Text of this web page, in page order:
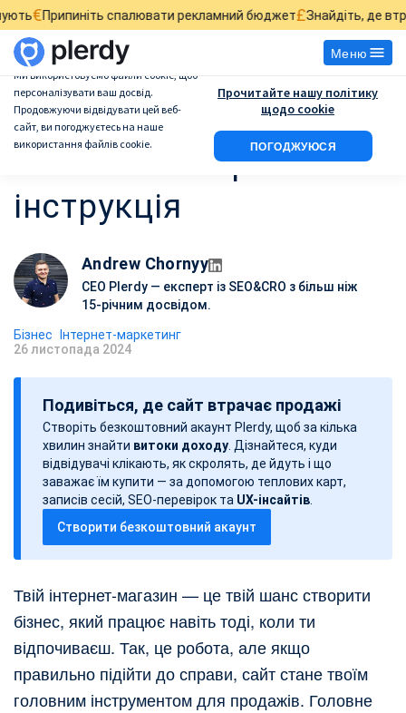
спалювати рекламний бюджет£Знайдіть, де втрачаються
Меню
Як створити інтернет-
магазин: Покрокова
інструкція
Andrew Chornyy
CEO Plerdy — експерт із SEO&CRO з більш ніж
15-річним досвідом.
Бізнес Інтернет-маркетинг
Д
а
с
26 листопада 2024
Подивіться, де сайт втрачає продажі
Створіть безкоштовний акаунт Plerdy, щоб за кілька
хвилин знайти витоки доходу . Дізнайтеся, куди
відвідувачі клікають, як скролять, де йдуть і що
заважає їм купити — за допомогою теплових карт,
записів сесій, SEO-перевірок та UX-інсайтів
Створити безкоштовний акаунт
Твій інтернет-магазин — це твій шанс створити
бізнес, який працює навіть тоді, коли ти
відпочиваєш. Так, це робота, але якщо
правильно підійти до справи, сайт стане твоїм
головним інструментом для продажів. Головне
Ми використовуємо файли cookie, щоб
персоналізувати ваш досвід.
Продовжуючи відвідувати цей веб-
сайт, ви погоджуєтесь на наше
використання файлів cookie.
ПОГОДЖУЮСЯ
Прочитайте нашу політику
щодо cookie